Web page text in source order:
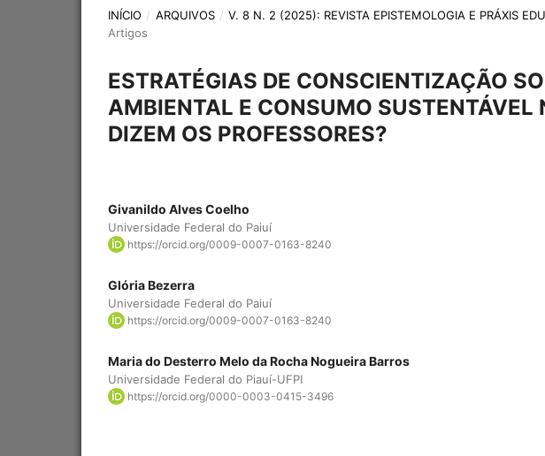
INÍCIO / ARQUIVOS / V. 8 N. 2 (2025): REVISTA EPISTEMOLOGIA E PRÁXIS
Artigos
ESTRATÉGIAS DE CONSCIENTIZAÇÃO
AMBIENTAL E CONSUMO SUSTENTÁVEL
DIZEM OS PROFESSORES?
Givanildo Alves Coelho
Universidade Federal do Paiuí
https://orcid.org/0009-0007-0163-8240
Glória Bezerra
Universidade Federal do Paiuí
https://orcid.org/0009-0007-0163-8240
Maria do Desterro Melo da Rocha Nogueira Barros
Universidade Federal do Piauí-UFPI
https://orcid.org/0000-0003-0415-3496